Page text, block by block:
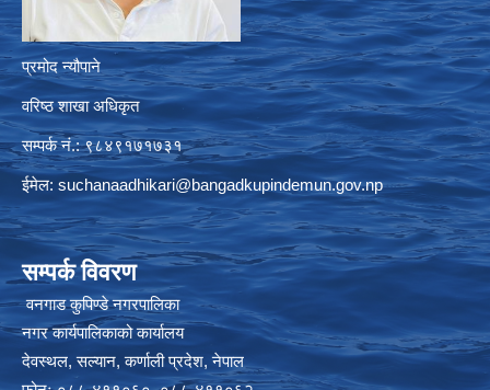
प्रमोद न्यौपाने
वरिष्ठ शाखा अधिकृत
सम्पर्क नं.: ९८४९१७१७३१
ईमेल: suchanaadhikari@bangadkupindemun.gov.np
सम्पर्क विवरण
वनगाड कुपिण्डे नगरपालिका
नगर कार्यपालिकाको कार्यालय
देवस्थल, सल्यान, कर्णाली प्रदेश, नेपाल